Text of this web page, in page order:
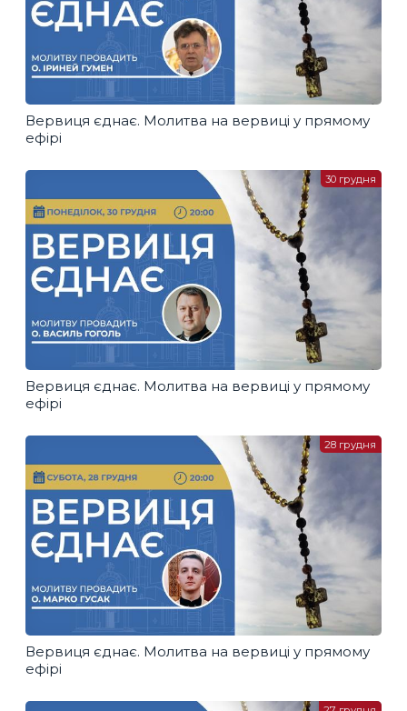
Вервиця єднає. Молитва на вервиці у прямому
ефірі
Вервиця єднає. Молитва на вервиці у прямому
ефірі
30 грудня
Вервиця єднає. Молитва на вервиці у прямому
ефірі
28 грудня